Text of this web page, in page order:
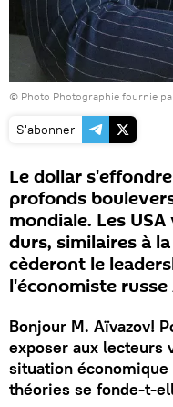
© Photo Photographie fournie
S'abonner
Le dollar
profonds
mondiale. Les
durs, similaires à
cèderont le
l'économiste
Bonjour M. Aïvazov!
exposer aux lecteurs
situation
théories se fonde-t-